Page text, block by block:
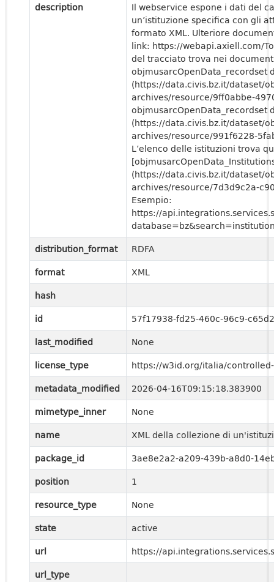
description
Il webservice espone i dati del
un’istituzione specifica con gli
formato XML. Ulteriore
link: https://webapi.axiell.com/
del tracciato trova nei
objmusarcOpenData_recordset
(https://data.civis.bz.it/dataset/
archives/resource/9ff0abbe-
objmusarcOpenData_recordset
(https://data.civis.bz.it/dataset/
archives/resource/991f6228-
L’elenco delle istituzioni trova
(https://data.civis.bz.it/dataset/
archives/resource/7d3d9c2a-
Esempio:
https://
distribution_format
RDFA
format
XML
hash
id
57f17938-fd25-460c-96c9-
last_modified
None
license_type
https://w3id.org/italia/
metadata_modified
2026-04-16T09:15:18.383900
mimetype_inner
None
name
XML della collezione di
package_id
3ae8e2a2-a209-439b-a8d0-
position
1
resource_type
None
state
active
url
https://
url_type